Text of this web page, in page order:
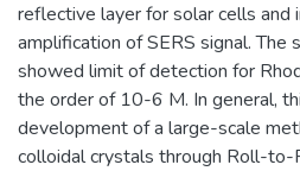
reflective layer for solar cells and
amplification of SERS signal. The
showed limit of detection for
the order of 10-6 M. In general,
development of a large-scale
colloidal crystals through Roll-to-